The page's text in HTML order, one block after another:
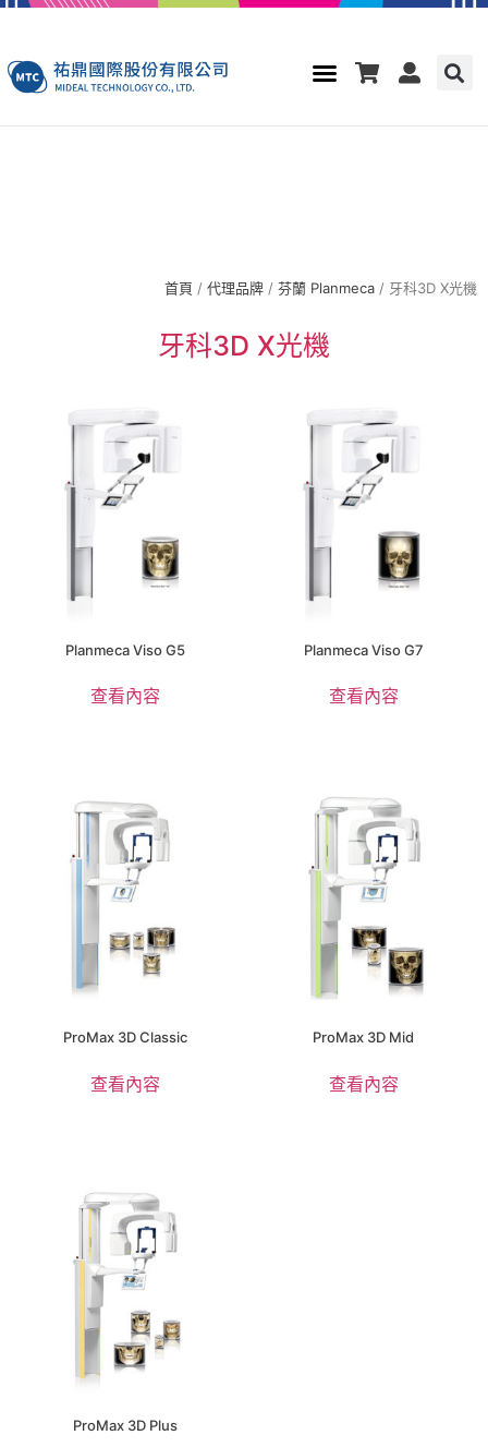
首頁 / 代理品牌 / 芬蘭 Planmeca / 牙科3D X光機
牙科3D X光機
Planmeca Viso G5
查看內容
Planmeca Viso G7
查看內容
ProMax 3D Classic
查看內容
ProMax 3D Mid
查看內容
ProMax 3D Plus